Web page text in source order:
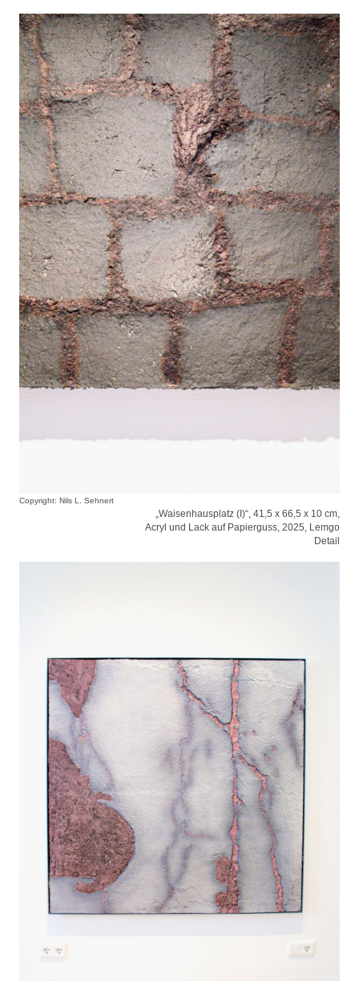
Copyright: Nils L. Sehnert
„Waisenhausplatz (I)“, 41,5 x 66,5 x 10 cm,
Acryl und Lack auf Papierguss, 2025, Lemgo
Detail